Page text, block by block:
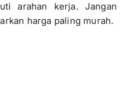
arahan kerja. Jangan
harga paling murah.